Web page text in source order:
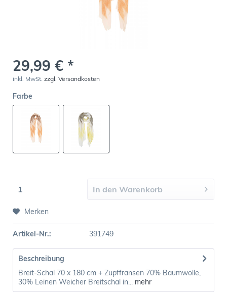
29,99 € *
inkl. MwSt. zzgl. Versandkosten
Farbe
In den Warenkorb
Merken
Artikel-Nr.: 391749
Beschreibung
Breit-Schal 70 x 180 cm + Zupffransen 70% Baumwolle,
30% Leinen Weicher Breitschal in... mehr